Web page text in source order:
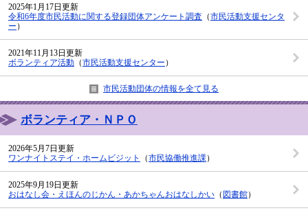
2025年1月17日更新
令和6年度市民活動に関する登録団体アンケート調査 （市民活動支援センタ
ー ）
2021年11月13日更新
ボランティア活動 （市民活動支援センター ）
市民活動団体の情報を全て見る
ボランティア・ＮＰＯ
2026年5月7日更新
ワンナイトステイ・ホームビジット
（市民協働推進課）
2025年9月19日更新
おはなし会・えほんのじかん・あかちゃんおはなしかい （ 図書館）